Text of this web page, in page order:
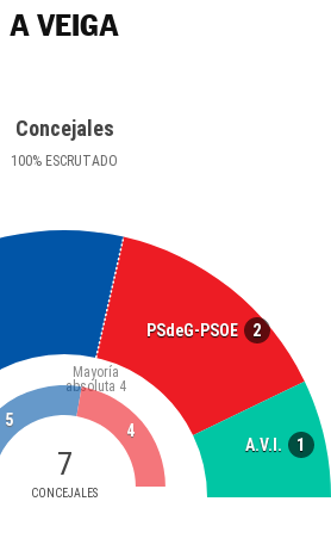
A VEIGA
Concejales
100% ESCRUTADO
PSdeG-PSOE 2
A.V.I. 1
7
CONCEJALES
Mayoría
absoluta 4
5
4